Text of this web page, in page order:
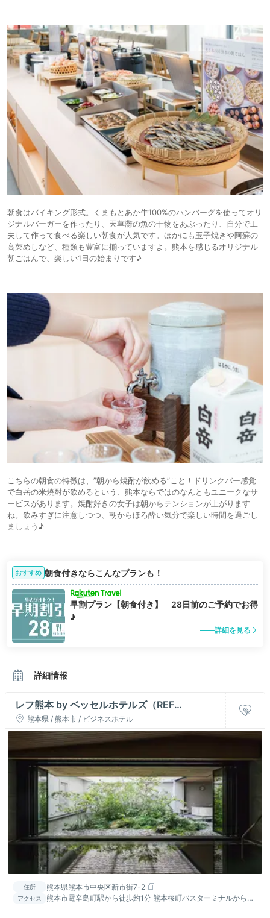
朝食はバイキング形式。くまもとあか牛100%のハンバーグを使ってオリ
ジナルバーガーを作ったり、天草灘の魚の干物をあぶったり、自分で工
夫して作って食べる楽しい朝食が人気です。ほかにも玉子焼きや阿蘇の
高菜めしなど、種類も豊富に揃っていますよ。熊本を感じるオリジナル
朝ごはんで、楽しい1日の始まりです♪
こちらの朝食の特徴は、”朝から焼酎が飲める”こと！ドリンクバー感覚
で白岳の米焼酎が飲めるという、熊本ならではのなんともユニークなサ
ービスがあります。焼酎好きの女子は朝からテンションが上がります
ね。飲みすぎに注意しつつ、朝からほろ酔い気分で楽しい時間を過ごし
ましょう♪
おすすめ 朝食付きならこんなプランも！
早割プラン【朝食付き】 28日前のご予約でお得
♪
詳細を見る
詳細情報
レフ熊本 by ベッセルホテルズ（REF
Kumamoto）
熊本県 / 熊本市 / ビジネスホテル
住所 熊本県熊本市中央区新市街7-2
アクセス
熊本市電辛島町駅から徒歩約1分 熊本桜町バスターミナルから徒